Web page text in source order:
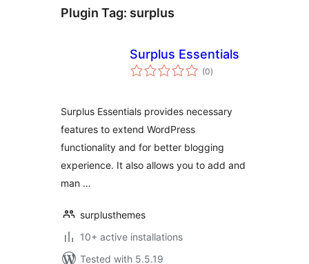
Plugin Tag: surplus
Surplus Essentials
(0total
ratings
)
Surplus Essentials provides necessary
features to extend WordPress
functionality and for better blogging
experience. It also allows you to add and
man …
surplusthemes
10+ active installations
Tested with 5.5.19